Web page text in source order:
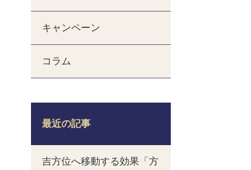
キャンペーン
コラム
最近の記事
吉方位へ移動する効果「方